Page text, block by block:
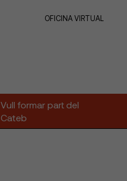
OFICINA VIRTUAL
Vull formar part del
Cateb